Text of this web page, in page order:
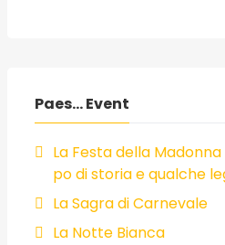
Paes... Event
La Festa della
po di storia e qualche
La Sagra di Carnevale
La Notte Bianca